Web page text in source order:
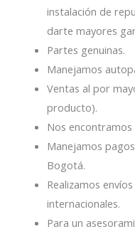
instalación de
darte mayores
Partes genuinas.
Manejamos
Ventas al por
producto).
Nos
Manejamos
Bogotá.
Realizamos
internacionales.
Para un